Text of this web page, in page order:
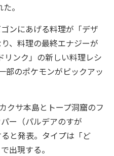
。
ンにあげる料理が「デザ
、料理の最終エナジーが
リンク」の新しい料理レシ
部のポケモンがピックアッ
クサ本島とトープ洞窟のフ
ー（パルデアのすが
と発表。タイプは「ど
出現する。